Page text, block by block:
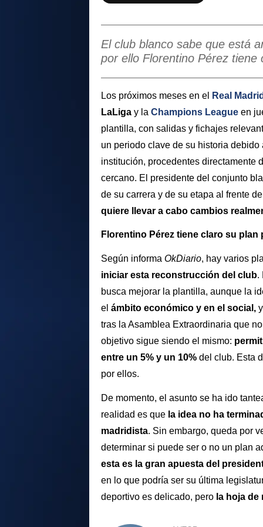
El club blanco sabe que está
por ello Florentino Pérez tiene
Los próximos meses en el
Real
LaLiga y la Champions League en
plantilla, con salidas y fichajes
un periodo clave de su historia
institución, procedentes directamente
cercano. El presidente del conjunto
de su carrera y de su etapa al frente
quiere llevar a cabo cambios
Florentino Pérez tiene claro su plan
Según informa OkDiario, hay varios
iniciar esta reconstrucción del club.
busca mejorar la plantilla, aunque la
el ámbito económico y en el social,
tras la Asamblea Extraordinaria que
objetivo sigue siendo el mismo:
entre un 5% y un 10% del club. Esta
por ellos.
De momento, el asunto se ha ido
realidad es que la idea no ha
madridista. Sin embargo, queda por
determinar si puede ser o no un plan
esta es la gran apuesta del
en lo que podría ser su última
deportivo es delicado, pero la hoja